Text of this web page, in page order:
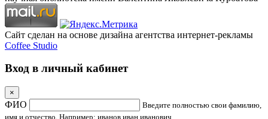
Сайт сделан на основе дизайна агентства интернет-рекламы
Coffee Studio
Вход в личный кабинет
×
ФИО
Введите полностью свои фамилию,
имя и отчество. Например: иванов иван иванович